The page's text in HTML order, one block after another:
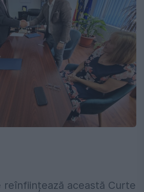
reînființează această Curte